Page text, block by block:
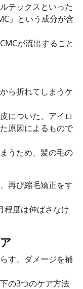
テックスといった
」という成分が含
が流出すること
ら折れてしまうケ
についた、アイロ
原因によるもので
うため、髪の毛の
再び縮毛矯正をす
程度は伸ばさなけ
す、ダメージを補
の3つのケア方法